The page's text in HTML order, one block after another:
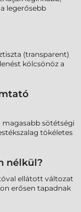
legerősebb
(transparent)
kölcsönöz a
sötétségi
tökéletes
nélkül?
ellátott változat
erősen tapadnak